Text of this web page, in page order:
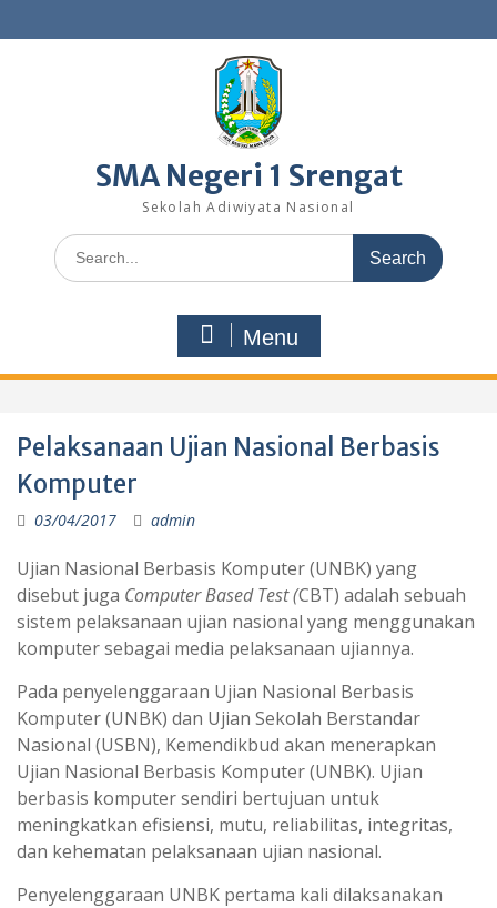
to
SMA Negeri 1 Srengat
Sekolah Adiwiyata Nasional
Search
for:
Menu
Pelaksanaan Ujian Nasional Berbasis
Komputer
03/04/2017 admin
Ujian Nasional Berbasis Komputer (UNBK) yang
disebut juga Computer Based Test (CBT) adalah sebuah
sistem pelaksanaan ujian nasional yang menggunakan
komputer sebagai media pelaksanaan ujiannya.
Pada penyelenggaraan Ujian Nasional Berbasis
Komputer (UNBK) dan Ujian Sekolah Berstandar
Nasional (USBN), Kemendikbud akan menerapkan
Ujian Nasional Berbasis Komputer (UNBK). Ujian
berbasis komputer sendiri bertujuan untuk
meningkatkan efisiensi, mutu, reliabilitas, integritas,
dan kehematan pelaksanaan ujian nasional.
Penyelenggaraan UNBK pertama kali dilaksanakan